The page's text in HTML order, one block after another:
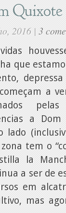
Quixote
2016 | 3
que
a
a
lado
tem o
la
a ser de
em
mas